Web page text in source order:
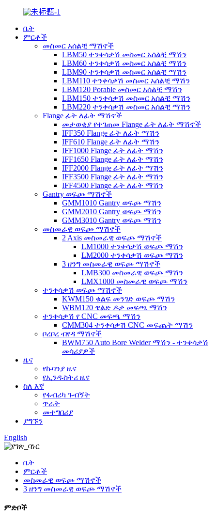
ቤት
ምርቶች
መስመር አሰልቺ ማሽኖች
LBM50 ተንቀሳቃሽ መስመር አሰልቺ ማሽን
LBM60 ተንቀሳቃሽ መስመር አሰልቺ ማሽን
LBM90 ተንቀሳቃሽ መስመር አሰልቺ ማሽን
LBM110 ተንቀሳቃሽ መስመር አሰልቺ ማሽን
LBM120 Porable መስመር አሰልቺ ማሽን
LBM150 ተንቀሳቃሽ መስመር አሰልቺ ማሽን
LBM220 ተንቀሳቃሽ መስመር አሰልቺ ማሽን
Flange ፊት ለፊት ማሽኖች
መታወቂያ የተገጠመ Flange ፊት ለፊት ማሽኖች
IFF350 Flange ፊት ለፊት ማሽን
IFF610 Flange ፊት ለፊት ማሽን
IFF1000 Flange ፊት ለፊት ማሽን
IFF1650 Flange ፊት ለፊት ማሽን
IFF2000 Flange ፊት ለፊት ማሽን
IFF3500 Flange ፊት ለፊት ማሽን
IFF4500 Flange ፊት ለፊት ማሽን
Gantry ወፍጮ ማሽኖች
GMM1010 Gantry ወፍጮ ማሽን
GMM2010 Gantry ወፍጮ ማሽን
GMM3010 Gantry ወፍጮ ማሽን
መስመራዊ ወፍጮ ማሽኖች
2 Axis መስመራዊ ወፍጮ ማሽኖች
LM1000 ተንቀሳቃሽ ወፍጮ ማሽን
LM2000 ተንቀሳቃሽ ወፍጮ ማሽን
3 ዘንግ መስመራዊ ወፍጮ ማሽኖች
LMB300 መስመራዊ ወፍጮ ማሽን
LMX1000 መስመራዊ ወፍጮ ማሽን
ተንቀሳቃሽ ወፍጮ ማሽኖች
KWM150 ቁልፍ መንገድ ወፍጮ ማሽን
WBM120 ዌልድ ዶቃ መፍጫ ማሽን
ተንቀሳቃሽ የ CNC መፍጫ ማሽን
CMM304 ተንቀሳቃሽ CNC መፍጨት ማሽን
ቦረቦረ ብየዳ ማሽኖች
BWM750 Auto Bore Welder ማሽን - ተንቀሳቃሽ
መሳሪያዎች
ዜና
የኩባንያ ዜና
የኢንዱስትሪ ዜና
ስለ እኛ
የፋብሪካ ጉብኝት
ጥራት
መተግበሪያ
ያግኙን
English
ቤት
ምርቶች
መስመራዊ ወፍጮ ማሽኖች
3 ዘንግ መስመራዊ ወፍጮ ማሽኖች
ምድቦች